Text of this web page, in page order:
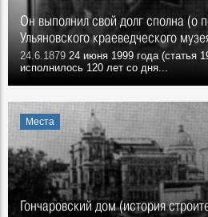
Он выполнил свой долг сполна (о
Ульяновского краеведческого
24.6.1879 24 июня 1999 года (статья
исполнилось 120 лет со дня...
Места
Гончаровский дом (история